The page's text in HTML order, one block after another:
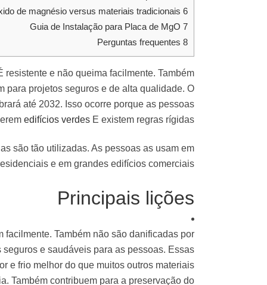
6
7
8
e não queima facilmente. Também
para projetos seguros e de alta qualidade. O
até 2032. Isso ocorre porque as pessoas
edifícios verdes E existem regras rígidas.
são tão utilizadas. As pessoas as usam em
e em grandes edifícios comerciais.
Principais lições
Também não são danificadas por
e saudáveis ​​para as pessoas. Essas
e frio melhor do que muitos outros materiais
Também contribuem para a preservação do